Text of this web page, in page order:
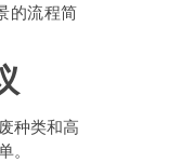
的流程简
种类和高
。